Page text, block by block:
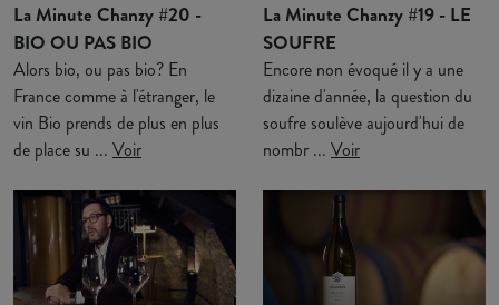
La Minute Chanzy #20 -
BIO OU PAS BIO
Alors bio, ou pas bio? En
France comme à l'étranger, le
vin Bio prends de plus en plus
de place su ... Voir
La Minute Chanzy #19 - LE
SOUFRE
Encore non évoqué il y a une
dizaine d'année, la question du
soufre soulève aujourd'hui de
nombr ... Voir